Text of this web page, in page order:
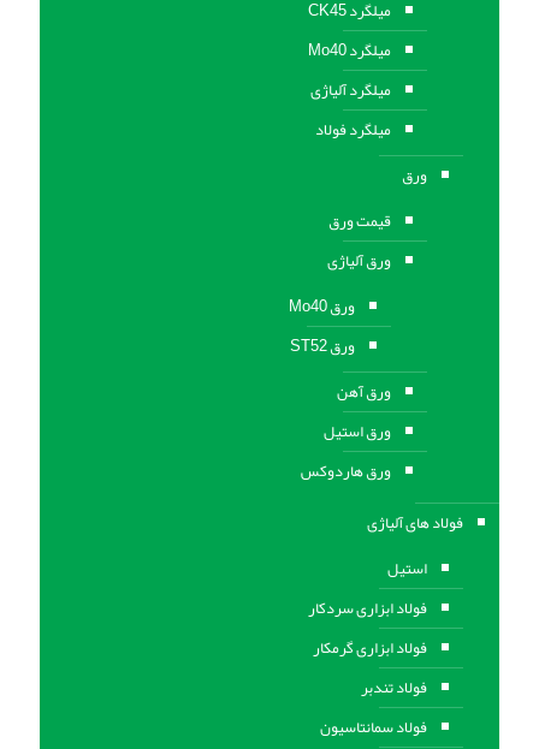
میلگرد CK45
میلگرد Mo40
میلگرد آلیاژی
میلگرد فولاد
ورق
قیمت ورق
ورق آلیاژی
ورق Mo40
ورق ST52
ورق آهن
ورق استيل
ورق هاردوکس
فولاد های آلیاژی
استیل
فولاد ابزاری سردکار
فولاد ابزاری گرمکار
فولاد تندبر
فولاد سمانتاسیون